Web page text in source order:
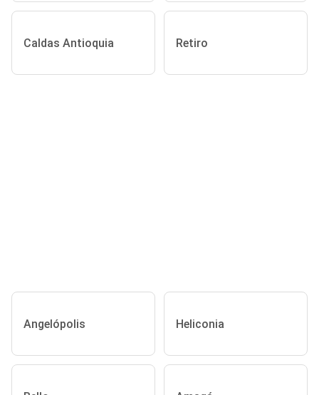
Caldas Antioquia Retiro
Angelópolis Heliconia